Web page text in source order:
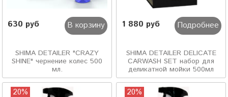
630 руб В корзину
SHIMA DETAILER "CRAZY
SHINE" чернение колес 500
мл.
1 880 руб Подробнее
SHIMA DETAILER DELICATE
CARWASH SET набор для
деликатной мойки 500мл
20% 20%